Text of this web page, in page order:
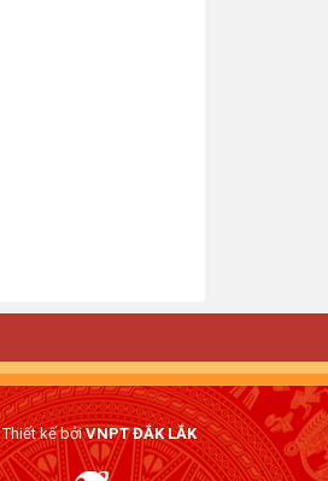
Thiết kế bởiVNPT ĐẮK LẮK